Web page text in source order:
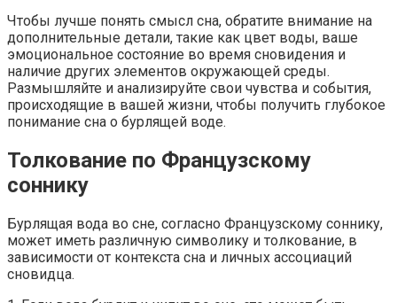
Чтобы лучше понять смысл сна, обратите внимание на
дополнительные детали, такие как цвет воды, ваше
эмоциональное состояние во время сновидения и
наличие других элементов окружающей среды.
Размышляйте и анализируйте свои чувства и события,
происходящие в вашей жизни, чтобы получить глубокое
понимание сна о бурлящей воде.
Толкование по Французскому
соннику
Бурлящая вода во сне, согласно Французскому соннику,
может иметь различную символику и толкование, в
зависимости от контекста сна и личных ассоциаций
сновидца.